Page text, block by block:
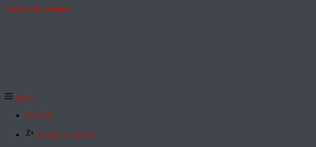
Zum Inhalt springen
Menü
Startseite
Exklusive Artikel